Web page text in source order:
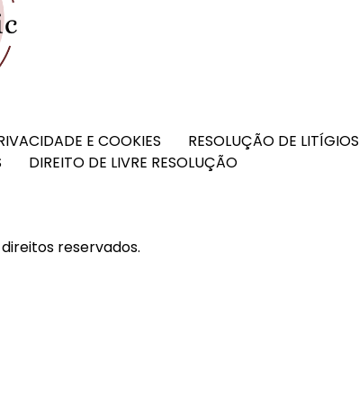
E COOKIES
RESOLUÇÃO DE LITÍGIOS
DIREITO DE LIVRE RESOLUÇÃO
reservados.